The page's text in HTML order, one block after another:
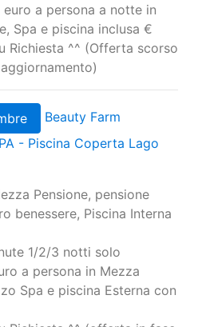
Beauty Farm
Pensione, pensione
benessere, Piscina Interna
1/2/3 notti solo
a persona in Mezza
Spa e piscina Esterna con
Richiesta ^^ (offerta in fase